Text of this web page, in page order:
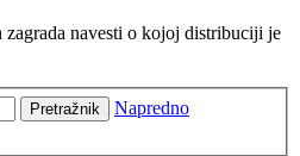
navesti o kojoj distribuciji je
Pretražnik
Napredno